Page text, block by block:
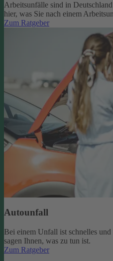
Arbeitsunfälle sind in
hier, was Sie nach einem
Zum Ratgeber
Autounfall
Bei einem Unfall ist schnelles
sagen Ihnen, was zu tun ist.
Zum Ratgeber